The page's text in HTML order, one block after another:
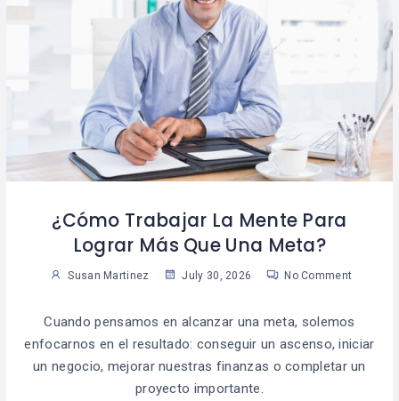
¿Cómo Trabajar La Mente Para
Lograr Más Que Una Meta?
Susan Martinez July 30, 2026 No Comment
Cuando pensamos en alcanzar una meta, solemos
enfocarnos en el resultado: conseguir un ascenso, iniciar
un negocio, mejorar nuestras finanzas o completar un
proyecto importante.